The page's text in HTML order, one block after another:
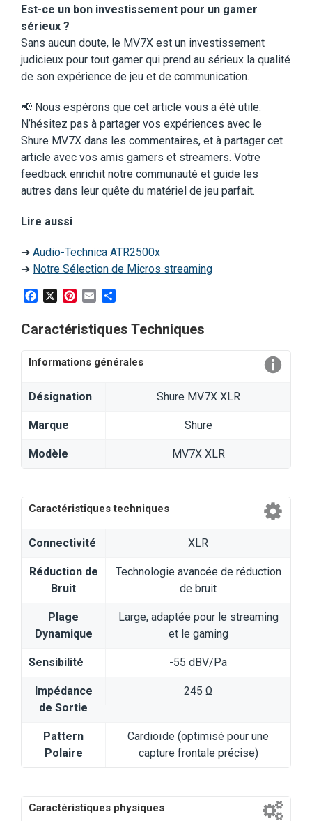
Est-ce un bon investissement pour un gamer
sérieux ?
Sans aucun doute, le MV7X est un investissement
judicieux pour tout gamer qui prend au sérieux la qualité
de son expérience de jeu et de communication.
📢 Nous espérons que cet article vous a été utile.
N’hésitez pas à partager vos expériences avec le
Shure MV7X dans les commentaires, et à partager cet
article avec vos amis gamers et streamers. Votre
feedback enrichit notre communauté et guide les
autres dans leur quête du matériel de jeu parfait.
Lire aussi
➔ Audio-Technica ATR2500x
➔ Notre Sélection de Micros streaming
FacebookPinterest
Email
Caractéristiques Techniques
Informations générales
Désignation Shure MV7X XLR
Marque Shure
Modèle MV7X XLR
Caractéristiques techniques
Connectivité XLR
Réduction de
Bruit
Technologie avancée de réduction
de bruit
Plage
Dynamique
Large, adaptée pour le streaming
et le gaming
Sensibilité -55 dBV/Pa
Impédance
de Sortie
245 Ω
Pattern
Polaire
Cardioïde (optimisé pour une
capture frontale précise)
Caractéristiques physiques